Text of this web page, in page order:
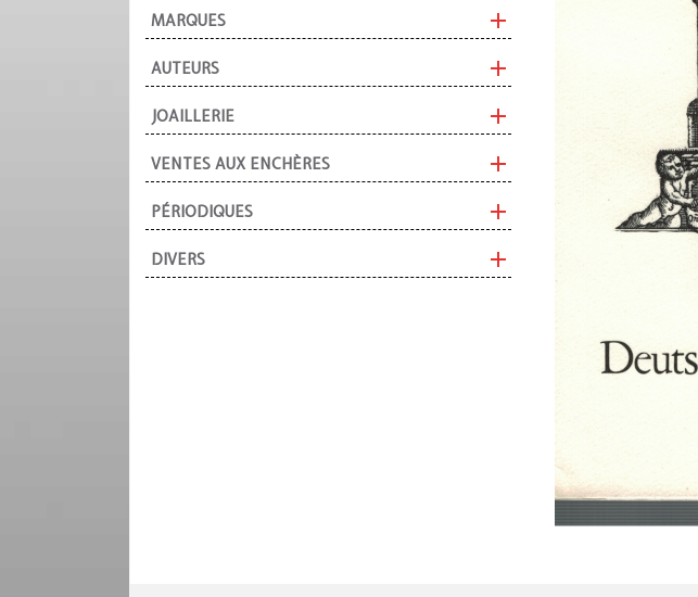
MARQUES
AUTEURS
JOAILLERIE
VENTES AUX ENCHÈRES
PÉRIODIQUES
DIVERS